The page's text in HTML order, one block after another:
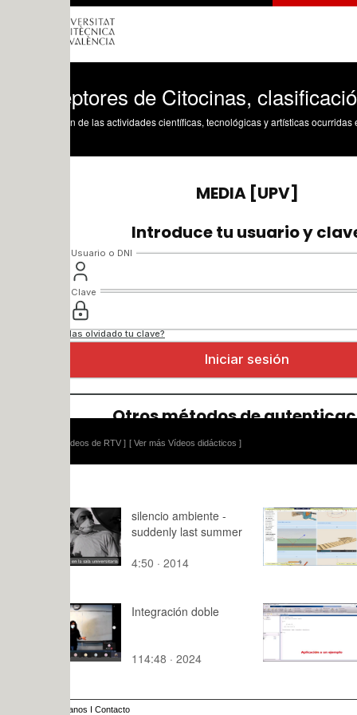
de Citocinas, clasificación (II)
de las actividades científicas, tecnológicas y artísticas ocurridas en los tres
[ Ver más Vídeos didácticos ]
silencio ambiente -
suddenly last summer
4:50 · 2014
Métodos
para
2020 ¿
10:47 ·
Integración doble
114:48 · 2024
10:52 ·